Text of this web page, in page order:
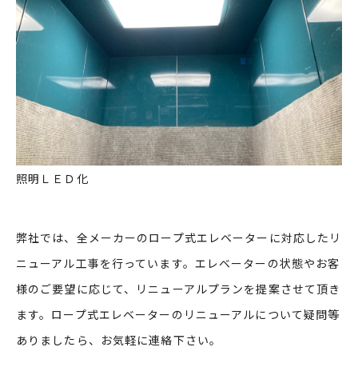
照明ＬＥＤ化
弊社では、全メーカーのロープ式エレベーターに対応したリ
ニューアル工事を行っています。エレベーターの状態やお客
様のご要望に応じて、リニューアルプランを提案させて頂き
ます。ロープ式エレベーターのリニューアルについて疑問等
ありましたら、お気軽に連絡下さい。